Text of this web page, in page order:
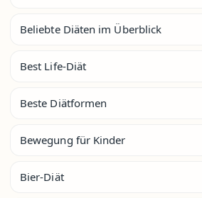
Beliebte Diäten im Überblick
Best Life-Diät
Beste Diätformen
Bewegung für Kinder
Bier-Diät